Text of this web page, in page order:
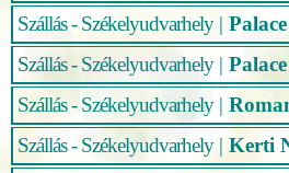
Szállás - Székelyudvarhely|
Szállás - Székelyudvarhely|
Szállás - Székelyudvarhely|
Szállás - Székelyudvarhely| Kerti